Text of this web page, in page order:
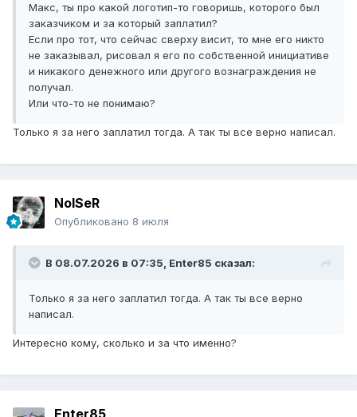
Макс, ты про какой логотип-то говоришь, которого был
заказчиком и за который заплатил?
Если про тот, что сейчас сверху висит, то мне его никто
не заказывал, рисовал я его по собственной инициативе
и никакого денежного или другого вознаграждения не
получал.
Или что-то не понимаю?
Только я за него заплатил тогда. А так ты все верно написал.
NoISeR
Опубликовано 8 июля
В 08.07.2026 в 07:35, Enter85 сказал:
Только я за него заплатил тогда. А так ты все верно
написал.
Интересно кому, сколько и за что именно?